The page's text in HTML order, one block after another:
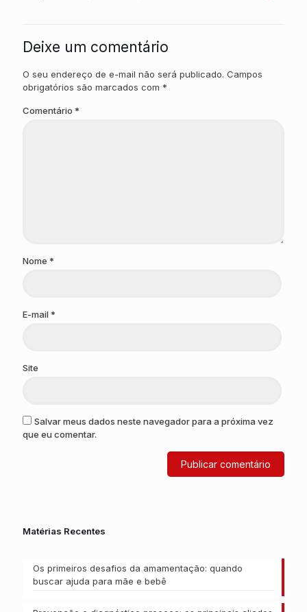
Deixe um comentário
O seu endereço de e-mail não será publicado. Campos
obrigatórios são marcados com *
Comentário *
Nome *
E-mail*
Site
Salvar meus dados neste navegador para a próxima vez
que eu comentar.
Matérias Recentes
Os primeiros desafios da amamentação: quando
buscar ajuda para mãe e bebê